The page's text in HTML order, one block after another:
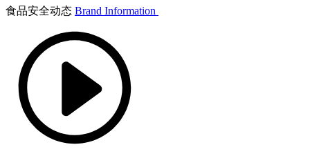
食品安全动态 Brand Information